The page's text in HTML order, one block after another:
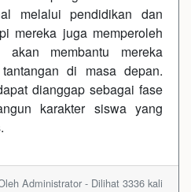
melalui pendidikan dan
mereka juga memperoleh
membantu mereka
di masa depan.
dianggap sebagai fase
karakter siswa yang
Administrator - Dilihat 3336 kali